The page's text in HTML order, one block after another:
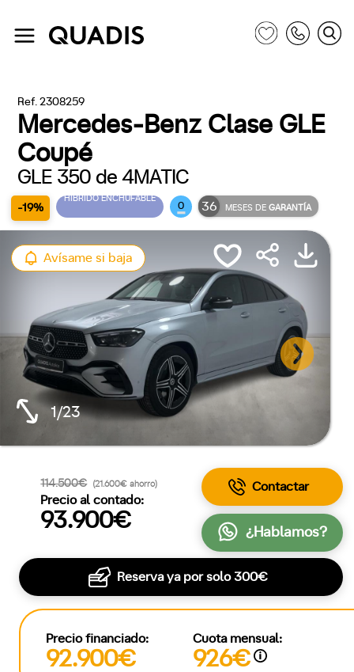
Ref. 2308259
Mercedes-Benz Clase GLE
Coupé
GLE 350 de 4MATIC
-19%
HÍBRIDO ENCHUFABLE
0 36 MESES DEGARANTÍA
Avísame si baja
1/23
114.500€ (21.600€ ahorro)
Precio al contado:
93.900€
Contactar
¿Hablamos?
Reserva ya por solo300€
Precio financiado:
92.900€
Cuota mensual:
926€